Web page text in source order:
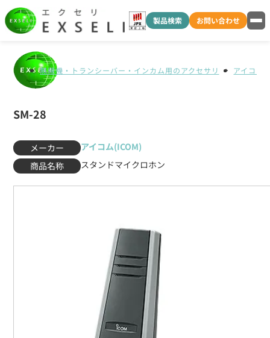
製品検索 お問い合わせ
無線機・トランシーバー・インカム用のアクセサリ アイコム
SM-28
メーカー
アイコム(ICOM)
商品名称
スタンドマイクロホン